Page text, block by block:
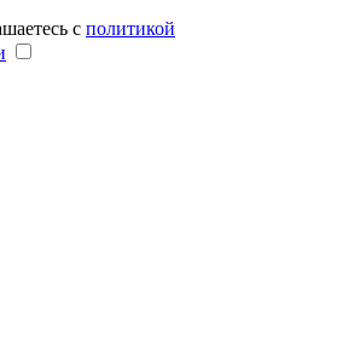
с политикой